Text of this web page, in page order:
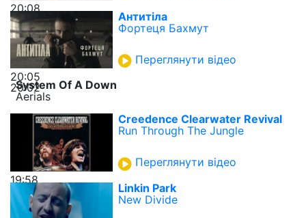
20:08
20:05
Антитіла
Фортеця Бахмут
Переглянути відео
20:02
System Of A Down
Aerials
19:58
Creedence Clearwater Revival
Run Through The Jungle
Переглянути відео
Linkin Park
New Divide